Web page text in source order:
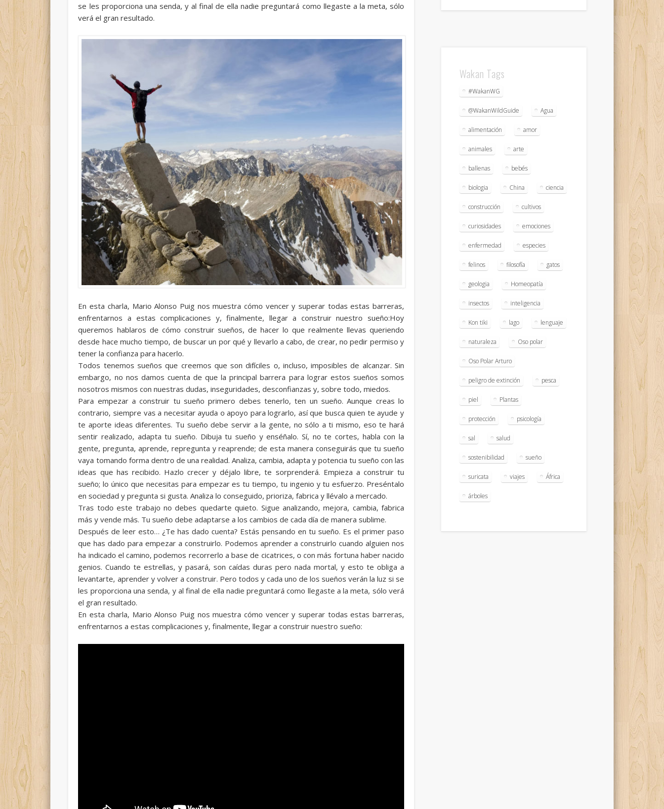
se les proporciona una senda, y al final de ella nadie preguntará como llegaste a la meta, sólo
verá el gran resultado.
En esta charla, Mario Alonso Puig nos muestra cómo vencer y superar todas estas barreras,
enfrentarnos a estas complicaciones y, finalmente, llegar a construir nuestro sueño:Hoy
queremos hablaros de cómo construir sueños, de hacer lo que realmente llevas queriendo
desde hace mucho tiempo, de buscar un por qué y llevarlo a cabo, de crear, no pedir permiso y
tener la confianza para hacerlo.
Todos tenemos sueños que creemos que son difíciles o, incluso, imposibles de alcanzar. Sin
embargo, no nos damos cuenta de que la principal barrera para lograr estos sueños somos
nosotros mismos con nuestras dudas, inseguridades, desconfianzas y, sobre todo, miedos.
Para empezar a construir tu sueño primero debes tenerlo, ten un sueño. Aunque creas lo
contrario, siempre vas a necesitar ayuda o apoyo para lograrlo, así que busca quien te ayude y
te aporte ideas diferentes. Tu sueño debe servir a la gente, no sólo a ti mismo, eso te hará
sentir realizado, adapta tu sueño. Dibuja tu sueño y enséñalo. Sí, no te cortes, habla con la
gente, pregunta, aprende, repregunta y reaprende; de esta manera conseguirás que tu sueño
vaya tomando forma dentro de una realidad. Analiza, cambia, adapta y potencia tu sueño con las
ideas que has recibido. Hazlo crecer y déjalo libre, te sorprenderá. Empieza a construir tu
sueño; lo único que necesitas para empezar es tu tiempo, tu ingenio y tu esfuerzo. Preséntalo
en sociedad y pregunta si gusta. Analiza lo conseguido, prioriza, fabrica y llévalo a mercado.
Tras todo este trabajo no debes quedarte quieto. Sigue analizando, mejora, cambia, fabrica
más y vende más. Tu sueño debe adaptarse a los cambios de cada día de manera sublime.
Después de leer esto… ¿Te has dado cuenta? Estás pensando en tu sueño. Es el primer paso
que has dado para empezar a construirlo. Podemos aprender a construirlo cuando alguien nos
ha indicado el camino, podemos recorrerlo a base de cicatrices, o con más fortuna haber nacido
genios. Cuando te estrellas, y pasará, son caídas duras pero nada mortal, y esto te obliga a
levantarte, aprender y volver a construir. Pero todos y cada uno de los sueños verán la luz si se
les proporciona una senda, y al final de ella nadie preguntará como llegaste a la meta, sólo verá
el gran resultado.
En esta charla, Mario Alonso Puig nos muestra cómo vencer y superar todas estas barreras,
enfrentarnos a estas complicaciones y, finalmente, llegar a construir nuestro sueño:
Wakan Tags
#WakanWG
@WakanWildGuide Agua
alimentación amor
animales arte
ballenas bebés
biologia China ciencia
construcción cultivos
curiosidades emociones
enfermedad especies
felinos filosofía gatos
geologia Homeopatía
insectos inteligencia
Kon tiki lago lenguaje
naturaleza Oso polar
Oso Polar Arturo
peligro de extinción pesca
piel Plantas
protección psicología
sal salud
sostenibilidad sueño
suricata viajes África
árboles